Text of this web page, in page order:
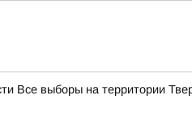
Все выборы на территории